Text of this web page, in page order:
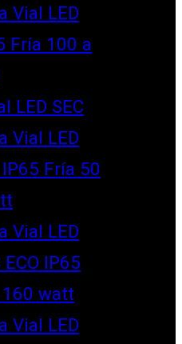
Vial LED
Fría 100 a
LED SEC
Vial LED
IP65 Fría 50
Vial LED
ECO IP65
watt
Vial LED